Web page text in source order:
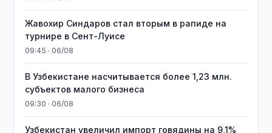
Жавохир Синдаров стал вторым в рапиде на
турнире в Сент-Луисе
09:45 · 06/08
В Узбекистане насчитывается более 1,23 млн.
субъектов малого бизнеса
09:30 · 06/08
Узбекистан увеличил импорт говядины на 9,1%